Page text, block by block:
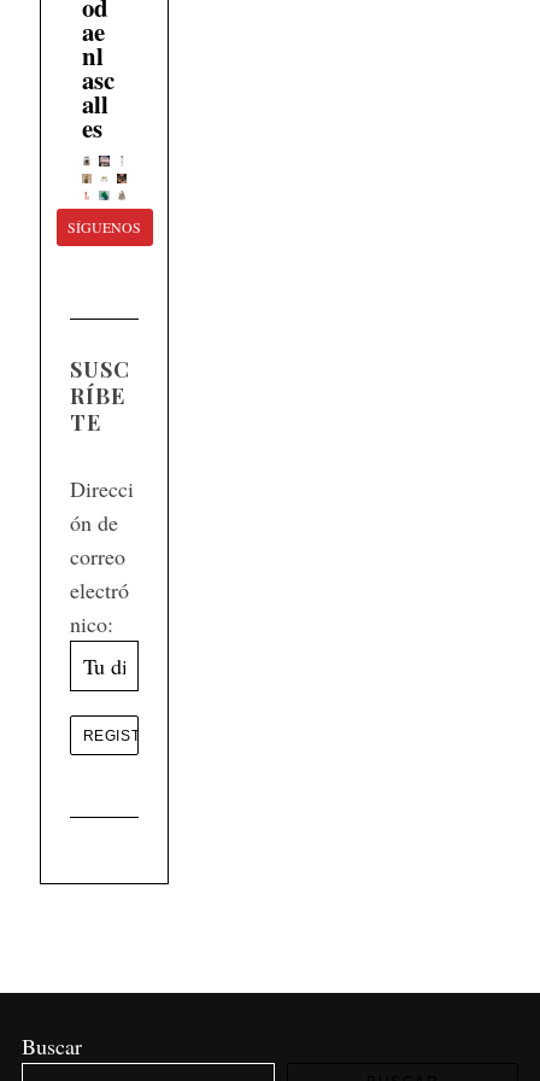
od
ae
nl
asc
all
es
SÍGUENOS
SUSC
RÍBE
TE
Direcci
ón de
correo
electró
nico:
Buscar